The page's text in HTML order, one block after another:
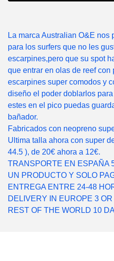
La marca Australian O&E nos
para los surfers que no les
escarpines,pero que su spot
que entrar en olas de reef con
escarpines super comodos y
diseño el poder doblarlos
estes en el pico puedas
bañador.
Fabricados con neopreno
Ultima talla ahora con super
44.5 ), de 20€ ahora a 12€.
TRANSPORTE EN ESPAÑA
UN PRODUCTO Y SOLO
ENTREGA ENTRE 24-48
DELIVERY IN EUROPE 3 OR
REST OF THE WORLD 10